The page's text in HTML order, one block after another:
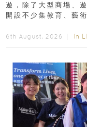
遊，除了大型商場、
開設不少集教育、藝
6th August, 2026 ｜ In